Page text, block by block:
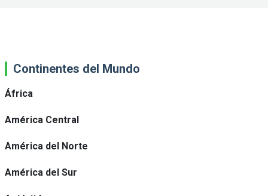
Continentes del Mundo
África
América Central
América del Norte
América del Sur